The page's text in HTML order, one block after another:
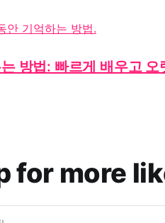
방법: 빠르게 배우고
for more